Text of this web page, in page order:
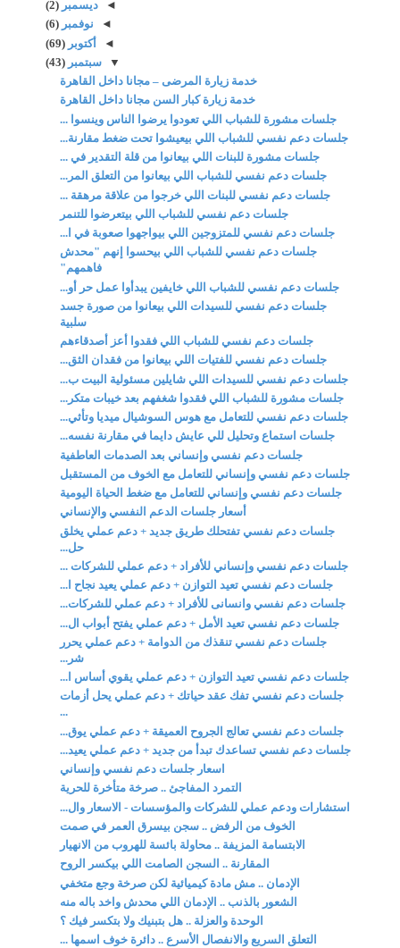
◄ديسمبر(2)
◄ نوفمبر(6)
◄أكتوبر(69)
▼سبتمبر(43)
خدمة زيارة المرضى – مجانا داخل القاهرة
خدمة زيارة كبار السن مجانا داخل القاهرة
جلسات مشورة للشباب اللي تعودوا يرضوا الناس وينسوا ...
جلسات دعم نفسي للشباب اللي بيعيشوا تحت ضغط مقارنة...
جلسات مشورة للبنات اللي بيعانوا من قلة التقدير في ...
جلسات دعم نفسي للشباب اللي بيعانوا من التعلق المر...
جلسات دعم نفسي للبنات اللي خرجوا من علاقة مرهقة ...
جلسات دعم نفسي للشباب اللي بيتعرضوا للتنمر
جلسات دعم نفسي للمتزوجين اللي بيواجهوا صعوبة في ا...
جلسات دعم نفسي للشباب اللي بيحسوا إنهم "محدش
فاهمهم"
جلسات دعم نفسي للشباب اللي خايفين يبدأوا عمل حر أو...
جلسات دعم نفسي للسيدات اللي بيعانوا من صورة جسد
سلبية
جلسات دعم نفسي للشباب اللي فقدوا أعز أصدقاءهم
جلسات دعم نفسي للفتيات اللي بيعانوا من فقدان الثق...
جلسات دعم نفسي للسيدات اللي شايلين مسئولية البيت ب...
جلسات مشورة للشباب اللي فقدوا شغفهم بعد خيبات متكر...
جلسات دعم نفسي للتعامل مع هوس السوشيال ميديا وتأثي...
جلسات استماع وتحليل للي عايش دايما في مقارنة نفسه...
جلسات دعم نفسي وإنساني بعد الصدمات العاطفية
جلسات دعم نفسي وإنساني للتعامل مع الخوف من المستقبل
جلسات دعم نفسي وإنساني للتعامل مع ضغط الحياة اليومية
أسعار جلسات الدعم النفسي والإنساني
جلسات دعم نفسي تفتحلك طريق جديد + دعم عملي يخلق
حل...
جلسات دعم نفسي وإنساني للأفراد + دعم عملي للشركات ...
جلسات دعم نفسي تعيد التوازن + دعم عملي يعيد نجاح ا...
جلسات دعم نفسي وانسانى للأفراد + دعم عملي للشركات...
جلسات دعم نفسي تعيد الأمل + دعم عملي يفتح أبواب ال...
جلسات دعم نفسي تنقذك من الدوامة + دعم عملي يحرر
شر...
جلسات دعم نفسي تعيد التوازن + دعم عملي يقوي أساس ا...
جلسات دعم نفسي تفك عقد حياتك + دعم عملي يحل أزمات
...
جلسات دعم نفسي تعالج الجروح العميقة + دعم عملي يوق...
جلسات دعم نفسي تساعدك تبدأ من جديد + دعم عملي يعيد...
اسعار جلسات دعم نفسي وإنساني
التمرد المفاجئ .. صرخة متأخرة للحرية
استشارات ودعم عملي للشركات والمؤسسات - الاسعار وال...
الخوف من الرفض .. سجن بيسرق العمر في صمت
الابتسامة المزيفة .. محاولة بائسة للهروب من الانهيار
المقارنة .. السجن الصامت اللي بيكسر الروح
الإدمان .. مش مادة كيميائية لكن صرخة وجع متخفي
الشعور بالذنب .. الإدمان اللي محدش واخد باله منه
الوحدة والعزلة .. هل بتبنيك ولا بتكسر فيك ؟
التعلق السريع والانفصال الأسرع .. دائرة خوف اسمها ...